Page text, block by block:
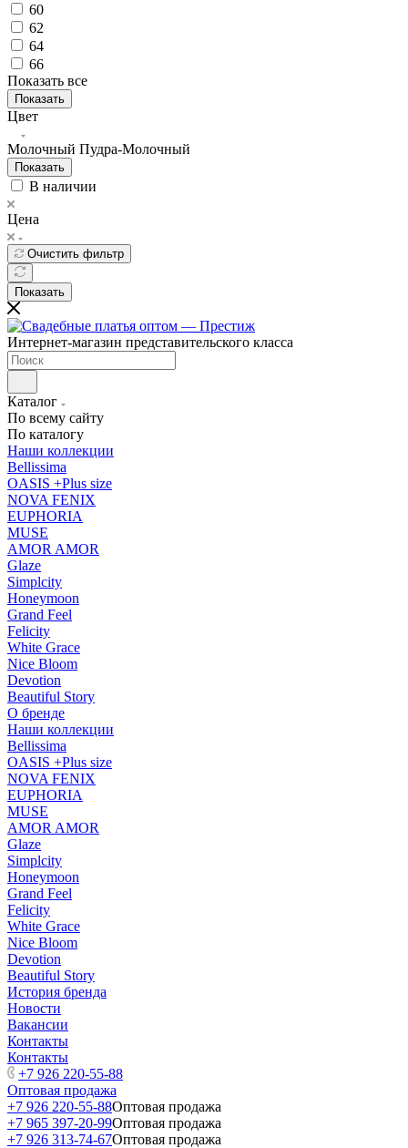
60
62
64
66
Показать все
Показать
Цвет
Молочный Пудра-Молочный
Показать
В наличии
Цена
Очистить фильтр
Показать
Интернет-магазин представительского класса
Каталог
По всему сайту
По каталогу
Наши коллекции
Bellissima
OASIS +Plus size
NOVA FENIX
EUPHORIA
MUSE
AMOR AMOR
Glaze
Simplcity
Honeymoon
Grand Feel
Felicity
White Grace
Nice Bloom
Devotion
Beautiful Story
О бренде
Наши коллекции
Bellissima
OASIS +Plus size
NOVA FENIX
EUPHORIA
MUSE
AMOR AMOR
Glaze
Simplcity
Honeymoon
Grand Feel
Felicity
White Grace
Nice Bloom
Devotion
Beautiful Story
История бренда
Новости
Вакансии
Контакты
Контакты
+7 926 220-55-88
Оптовая продажа
+7 926 220-55-88Оптовая продажа
+7 965 397-20-99Оптовая продажа
+7 926 313-74-67Оптовая продажа